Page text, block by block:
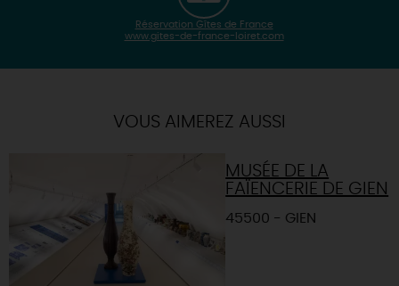
Réservation Gîtes de France
www.gites-de-france-loiret.com
VOUS AIMEREZ AUSSI
MUSÉE DE LA
FAÏENCERIE DE GIEN
45500 - GIEN